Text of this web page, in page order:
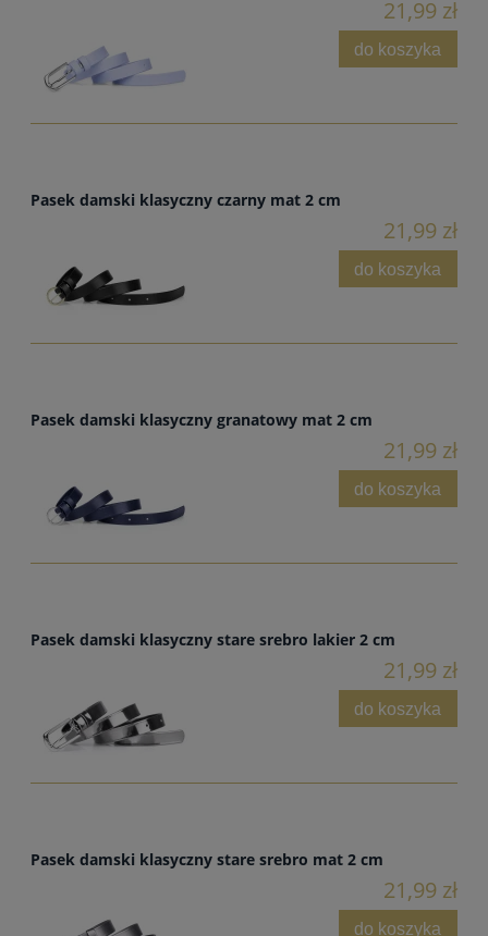
21,99 zł
do koszyka
Pasek damski klasyczny czarny mat 2 cm
21,99 zł
do koszyka
Pasek damski klasyczny granatowy mat 2 cm
21,99 zł
do koszyka
Pasek damski klasyczny stare srebro lakier 2 cm
21,99 zł
do koszyka
Pasek damski klasyczny stare srebro mat 2 cm
21,99 zł
do koszyka